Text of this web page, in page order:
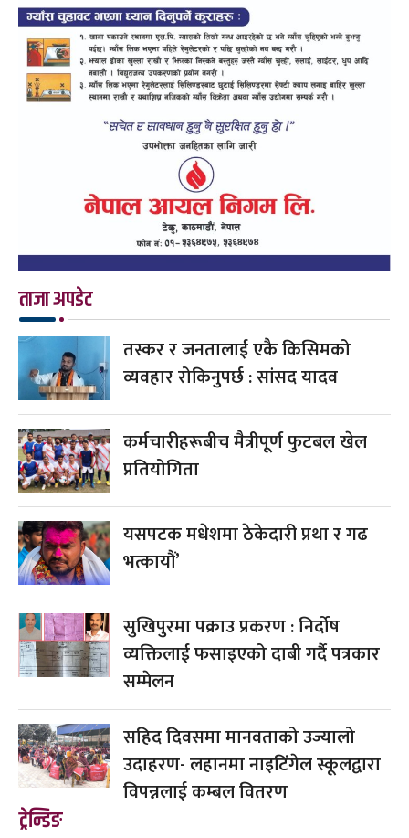
ताजा अपडेट
तस्कर र जनतालाई एकै किसिमको
व्यवहार रोकिनुपर्छ : सांसद यादव
कर्मचारीहरूबीच मैत्रीपूर्ण फुटबल खेल
प्रतियोगिता
यसपटक मधेशमा ठेकेदारी प्रथा र गढ
भत्कायौं’
सुखिपुरमा पक्राउ प्रकरण : निर्दोष
व्यक्तिलाई फसाइएको दाबी गर्दै पत्रकार
सम्मेलन
सहिद दिवसमा मानवताको उज्यालो
उदाहरण- लहानमा नाइटिंगेल स्कूलद्वारा
विपन्नलाई कम्बल वितरण
ट्रेन्डिङ